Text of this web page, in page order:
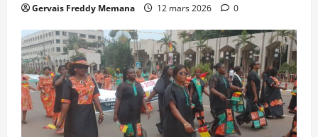
Gervais Freddy Memana 12 mars 2026 0